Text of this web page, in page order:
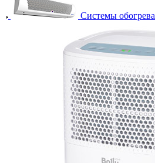
Системы обогрева